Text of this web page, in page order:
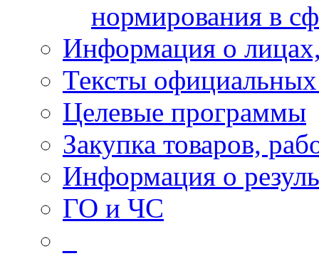
нормирования в
Информация о
Тексты
Целевые программы
Закупка товаров,
Информация о
ГО и ЧС